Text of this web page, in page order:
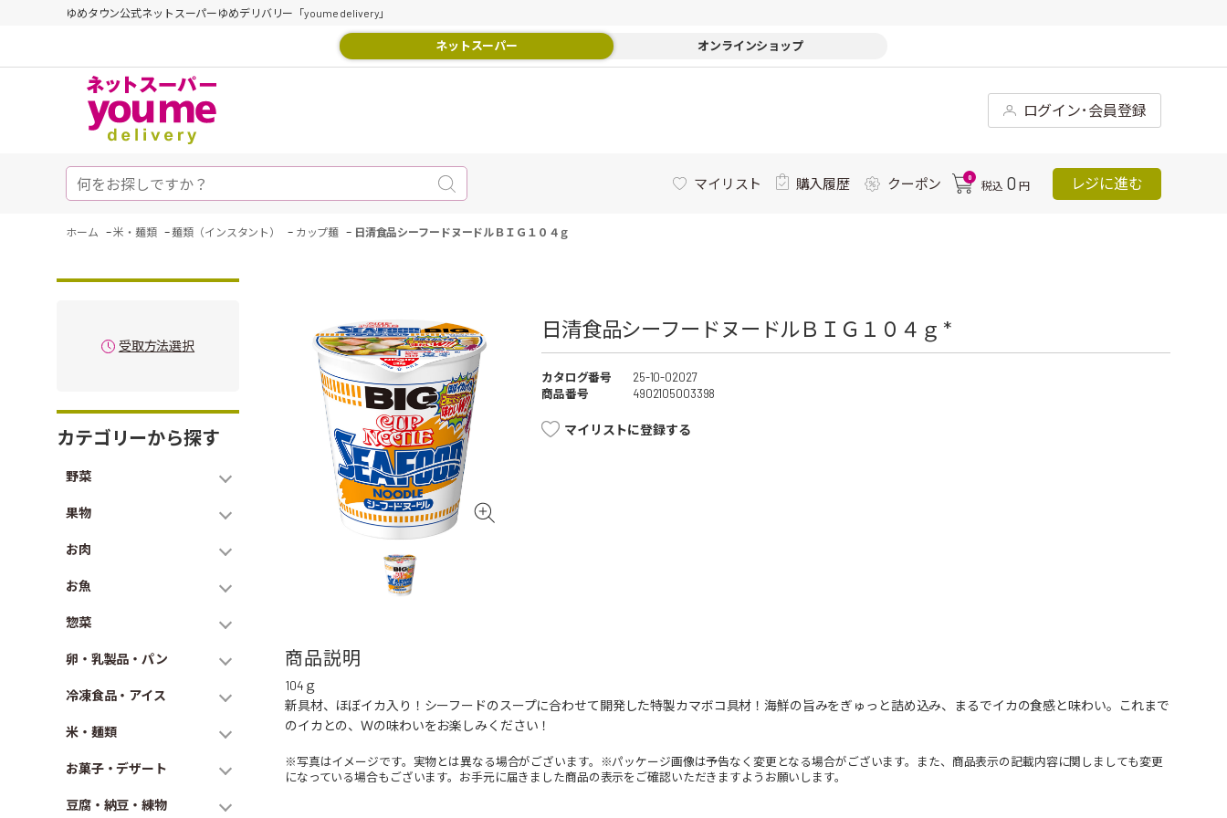
ゆめタウン公式ネットスーパーゆめデリバリー「youme delivery」
ネットスーパー オンラインショップ
ログイン･会員登録
マイリスト 購入履歴 クーポン 0
税込 0 円 レジに進む
ホーム -米・麺類 -麺類（インスタント） - カップ麺 - 日清食品シーフードヌードルＢＩＧ１０４ｇ
受取方法選択
カテゴリーから探す
野菜
果物
お肉
お魚
惣菜
卵・乳製品・パン
冷凍食品・アイス
米・麺類
お菓子・デザート
豆腐・納豆・練物
日清食品シーフードヌードルＢＩＧ１０４ｇ *
カタログ番号
25-10-02027
商品番号
4902105003398
マイリストに登録する
商品説明
104ｇ
新具材、ほぼイカ入り！シーフードのスープに合わせて開発した特製カマボコ具材！海鮮の旨みをぎゅっと詰め込み、まるでイカの食感と味わい。これまで
のイカとの、Ｗの味わいをお楽しみください！
※写真はイメージです。実物とは異なる場合がございます。※パッケージ画像は予告なく変更となる場合がございます。また、商品表示の記載内容に関しましても変更
になっている場合もございます。お手元に届きました商品の表示をご確認いただきますようお願いします。